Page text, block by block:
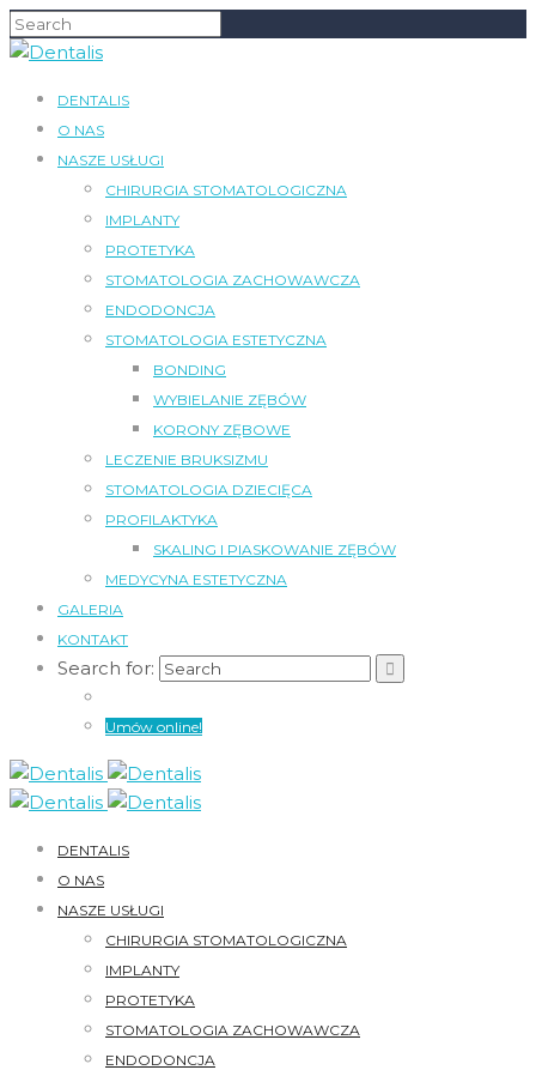
DENTALIS
O NAS
NASZE USŁUGI
CHIRURGIA STOMATOLOGICZNA
IMPLANTY
PROTETYKA
STOMATOLOGIA ZACHOWAWCZA
ENDODONCJA
STOMATOLOGIA ESTETYCZNA
BONDING
WYBIELANIE ZĘBÓW
KORONY ZĘBOWE
LECZENIE BRUKSIZMU
STOMATOLOGIA DZIECIĘCA
PROFILAKTYKA
SKALING I PIASKOWANIE ZĘBÓW
MEDYCYNA ESTETYCZNA
GALERIA
KONTAKT
Search for:
Umów online!
DENTALIS
O NAS
NASZE USŁUGI
CHIRURGIA STOMATOLOGICZNA
IMPLANTY
PROTETYKA
STOMATOLOGIA ZACHOWAWCZA
ENDODONCJA